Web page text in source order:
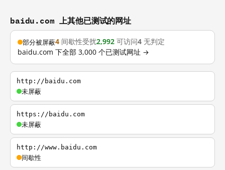
baidu.com 上其他已测试的网址
部分被屏蔽4 间歇性受扰2,992 可访问4 无判定
baidu.com 下全部 3,000 个已测试网址 →
http://baidu.com
未屏蔽
https://baidu.com
未屏蔽
http://www.baidu.com
间歇性